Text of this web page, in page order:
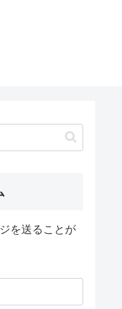
を送ることが